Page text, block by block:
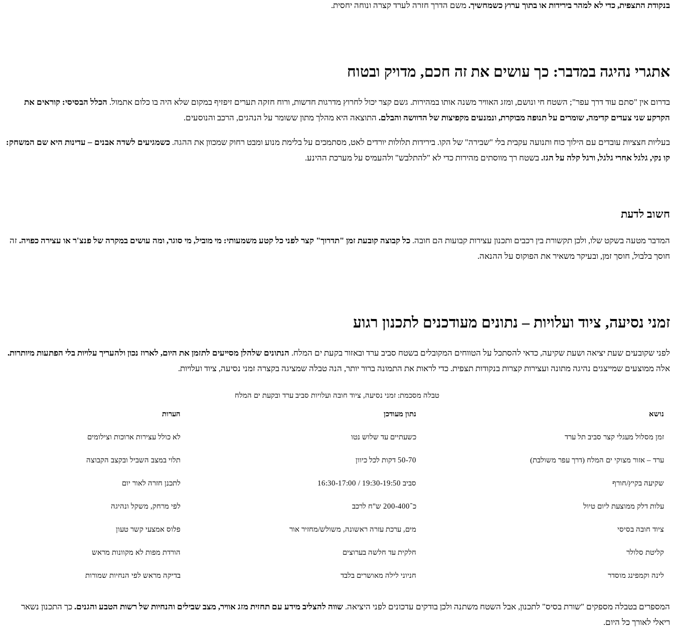
בנקודת התצפית, כדי לא למהר בירידות או בתוך ערוץ כשמחשיך. משם הדרך חזרה לערד קצרה ונוחה יחסית.
אתגרי נהיגה במדבר: כך עושים את זה חכם, מדויק ובטוח
בדרום אין "סתם עוד דרך עפר"; השטח חי ונושם, ומזג האוויר משנה אותו במהירות. גשם קצר יכול לחרוץ מדרגות חדשות, ורוח חזקה תערים זיפזיף במקום שלא היה בו כלום אתמול. הכלל הבסיסי: קוראים את
הקרקע שני צעדים קדימה, שומרים על תנופה מבוקרת, ונמנעים מקפיצות של הדוושה והבלם. התוצאה היא מהלך מתון ששומר על הנהגים, הרכב והנוסעים.
בעליות חצציות עובדים עם הילוך כוח ותנועה עקבית בלי "שבירה" של הקו. בירידות תלולות יורדים לאט, מסתמכים על בלימת מנוע ומבט רחוק שמכוון את ההגה. כשמגיעים לשדה אבנים – עדינות היא שם המשחק:
קו נקי, גלגל אחרי גלגל, ורגל קלה על הגז. בשטח רך מווסתים מהירות כדי לא "להתלבש" ולהעמיס על מערכת ההינע.
חשוב לדעת
המדבר מטעה בשקט שלו, ולכן תקשורת בין רכבים ותכנון עצירות קבועות הם חובה. כל קבוצה קובעת זמן "תדרוך" קצר לפני כל קטע משמעותי: מי מוביל, מי סוגר, ומה עושים במקרה של פנצ'ר או עצירה כפויה. זה
חוסך בלבול, חוסך זמן, ובעיקר משאיר את הפוקוס על ההנאה.
זמני נסיעה, ציוד ועלויות – נתונים מעודכנים לתכנון רגוע
לפני שקובעים שעת יציאה ושעת שקיעה, כדאי להסתכל על הטווחים המקובלים בשטח סביב ערד ובאזור בקעת ים המלח. הנתונים שלהלן מסייעים לתזמן את היום, לארוז נכון ולהעריך עלויות בלי הפתעות מיותרות.
אלה ממוצעים שמייצגים נהיגה מתונה ועצירות קצרות בנקודות תצפית. כדי לראות את התמונה ברור יותר, הנה טבלה שמציגה בקצרה זמני נסיעה, ציוד ועלויות.
טבלה מסכמת: זמני נסיעה, ציוד חובה ועלויות סביב ערד ובקעת ים המלח
נושא נתון מעודכן הערות
זמן מסלול מעגלי קצר סביב תל ערד כשעתיים עד שלוש נטו לא כולל עצירות ארוכות וצילומים
ערד – אזור מצוקי ים המלח (דרך עפר משולבת) 50-70 דקות לכל כיוון תלוי במצב השביל ובקצב הקבוצה
שקיעה בקיץ/חורף סביב 19:30-19:50 / 16:30-17:00 לתכנן חזרה לאור יום
עלות דלק ממוצעת ליום טיול כ־200-400 ש"ח לרכב לפי מרחק, משקל ונהיגה
ציוד חובה בסיסי מים, ערכת עזרה ראשונה, משולש/מחזיר אור פלוס אמצעי קשר טעון
קליטת סלולר חלקית עד חלשה בערוצים הורדת מפות לא מקוונות מראש
לינה וקמפינג מוסדר חניוני לילה מאושרים בלבד בדיקה מראש לפי הנחיות שמורות
המספרים בטבלה מספקים "שורת בסיס" לתכנון, אבל השטח משתנה ולכן בודקים עדכונים לפני היציאה. שווה להצליב מידע עם תחזית מזג אוויר, מצב שבילים והנחיות של רשות הטבע והגנים. כך התכנון נשאר
ריאלי לאורך כל היום.